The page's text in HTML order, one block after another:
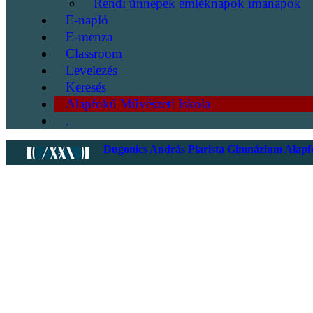
Rendi ünnepek emléknapok imanapok
E-napló
E-menza
Classroom
Levelezés
Keresés
Alapfokú Művészeti Iskola
.
Dugonics András Piarista Gimnázium